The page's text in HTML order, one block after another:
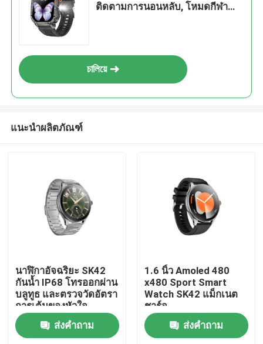
บ้าน
ผลิตภัณฑ์
ติดตามการนอนหลับ, โหมดกีฬา
চালিয়ে
แนะนำผลิตภัณฑ์
นาฬิกาอัจฉริยะ SK42
กันน้ำ IP68 โทรออกผ่าน
บลูทูธ และตรวจวัดอัตรา
การเต้นของหัวใจ
ออกซิเจนในเลือด
ส่งคำถาม
1.6 นิ้ว Amoled 480
x480 Sport Smart
Watch SK42 แม็กเนต
ชาร์จ
ส่งคำถาม